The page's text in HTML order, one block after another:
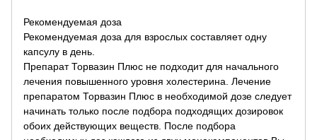
Рекомендуемая доза
Рекомендуемая доза для взрослых составляет одну
капсулу в день.
Препарат Торвазин Плюс не подходит для начального
лечения повышенного уровня холестерина. Лечение
препаратом Торвазин Плюс в необходимой дозе следует
начинать только после подбора подходящих дозировок
обоих действующих веществ. После подбора